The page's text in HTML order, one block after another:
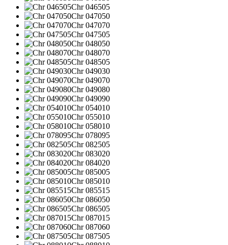
Chr 046505
Chr 047050
Chr 047070
Chr 047505
Chr 048050
Chr 048070
Chr 048505
Chr 049030
Chr 049070
Chr 049080
Chr 049090
Chr 054010
Chr 055010
Chr 058010
Chr 078095
Chr 082505
Chr 083020
Chr 084020
Chr 085005
Chr 085010
Chr 085515
Chr 086050
Chr 086505
Chr 087015
Chr 087060
Chr 087505